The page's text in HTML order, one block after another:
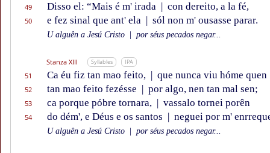
49 Disso el: “Mais é m' irada | con dereito, a la fé,
50 e fez sinal que ant' ela | sól non m' ousasse parar.
U alguên a Jesú Cristo por séus pecados negar...
Stanza XIII Syllables IPA
51 Ca éu fiz tan mao feito, | que nunca viu hóme quen
52 tan mao feito fezésse | por algo, nen tan mal sen;
53 ca porque póbre tornara, | vassalo tornei porên
54 do dém', e Déus e os santos | neguei por m'
U alguên a Jesú Cristo por séus pecados negar...